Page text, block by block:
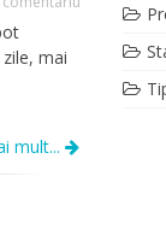
mai
mult...